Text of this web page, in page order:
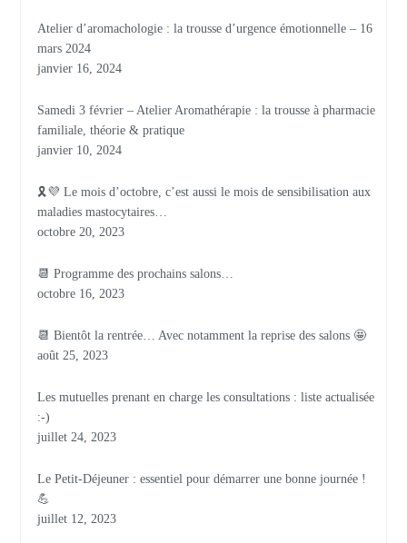
Atelier d’aromachologie : la trousse d’urgence émotionnelle – 16
mars 2024
janvier 16, 2024
Samedi 3 février – Atelier Aromathérapie : la trousse à pharmacie
familiale, théorie & pratique
janvier 10, 2024
🎗💜 Le mois d’octobre, c’est aussi le mois de sensibilisation aux
maladies mastocytaires…
octobre 20, 2023
📆 Programme des prochains salons…
octobre 16, 2023
📆 Bientôt la rentrée… Avec notamment la reprise des salons 🤩
août 25, 2023
Les mutuelles prenant en charge les consultations : liste actualisée
:-)
juillet 24, 2023
Le Petit-Déjeuner : essentiel pour démarrer une bonne journée !
💪
juillet 12, 2023